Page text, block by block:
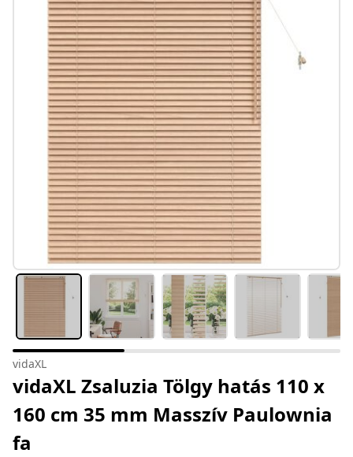
vidaXL
vidaXL Zsaluzia Tölgy hatás 110 x
160 cm 35 mm Masszív Paulownia
fa